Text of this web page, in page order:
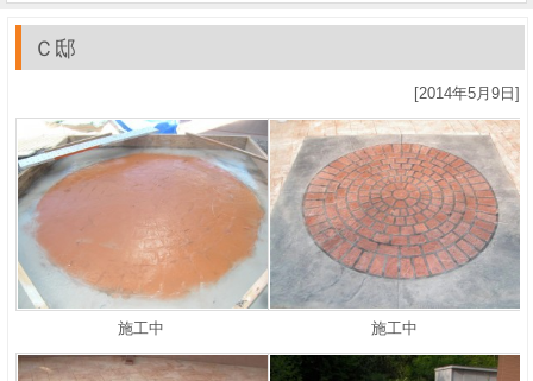
Ｃ邸
[2014年5月9日]
施工中 施工中